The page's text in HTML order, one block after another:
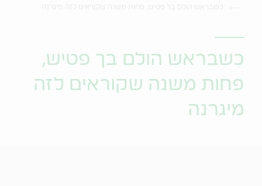
כשבראש הולם בך פטיש,
פחות משנה שקוראים לזה
מיגרנה